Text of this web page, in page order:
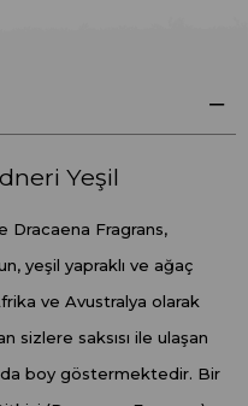
Yeşil
Dracaena Fragrans,
yeşil yapraklı ve ağaç
ve Avustralya olarak
sizlere saksısı ile ulaşan
boy göstermektedir. Bir